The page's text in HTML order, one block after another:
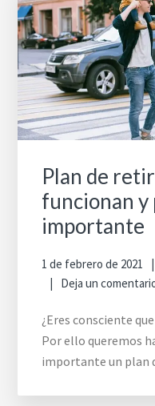
Plan de
funcionan y
importante
1 de febrero de 2021
Deja un
¿Eres consciente
Por ello queremos
importante un plan